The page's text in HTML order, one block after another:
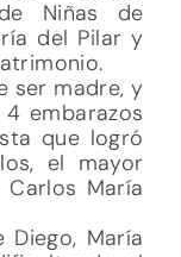
Niñas de
del Pilar y
ser madre, y
embarazos
que logró
el mayor
María
María